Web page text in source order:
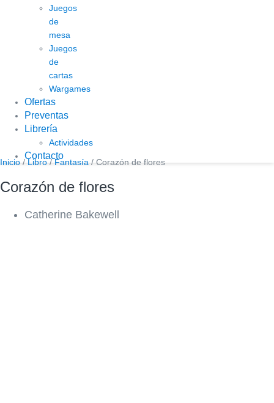
Juegos
de
mesa
Juegos
de
cartas
Wargames
Ofertas
Preventas
Librería
Actividades
Contacto
Inicio /Libro/Fantasía / Corazón de flores
Corazón de flores
Catherine Bakewell